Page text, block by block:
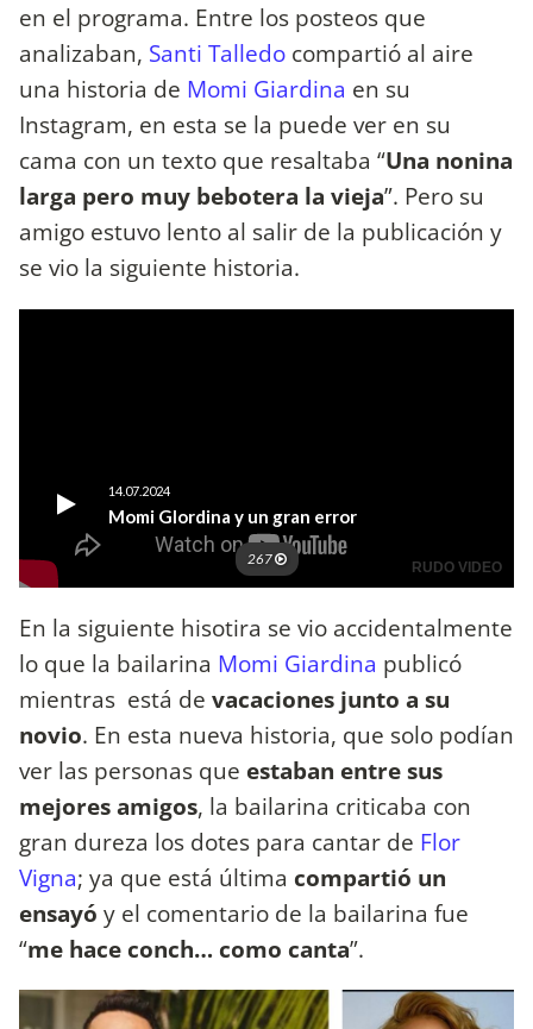
en el programa. Entre los posteos que
analizaban, Santi Talledo compartió al aire
una historia de Momi Giardina en su
Instagram, en esta se la puede ver en su
cama con un texto que resaltaba “Una nonina
larga pero muy bebotera la vieja”. Pero su
amigo estuvo lento al salir de la publicación y
se vio la siguiente historia.
En la siguiente hisotira se vio accidentalmente
lo que la bailarina Momi Giardina publicó
mientras está de vacaciones junto a su
novio. En esta nueva historia, que solo podían
ver las personas que estaban entre sus
mejores amigos, la bailarina criticaba con
gran dureza los dotes para cantar de Flor
Vigna; ya que está última compartió un
ensayó y el comentario de la bailarina fue
“me hace conch… como canta”.